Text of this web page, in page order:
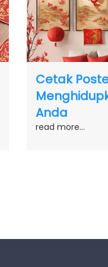
Cetak
Anda
read more...